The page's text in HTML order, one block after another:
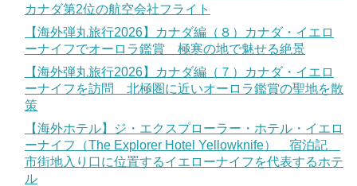
カナダ第2位の航空会社フライト
【海外弾丸旅行2026】カナダ編（８）カナダ・イエロ
ーナイフでオーロラ鑑賞 極寒の地で魅せる絶景
【海外弾丸旅行2026】カナダ編（７）カナダ・イエロ
ーナイフを訪問 北極圏に近いオーロラ鑑賞の聖地を散
策
【海外ホテル】ジ・エクスプローラー・ホテル・イエロ
ーナイフ（The Explorer Hotel Yellowknife） 宿泊記
市街地入り口に位置するイエローナイフを代表するホテ
ル